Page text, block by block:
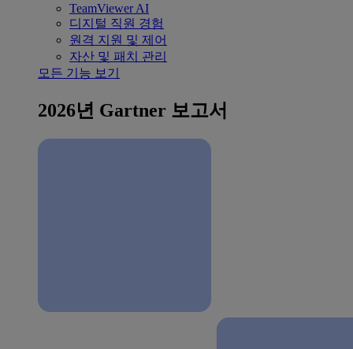
TeamViewer AI
디지털 직원 경험
원격 지원 및 제어
자산 및 패치 관리
모든 기능 보기
2026년 Gartner 보고서